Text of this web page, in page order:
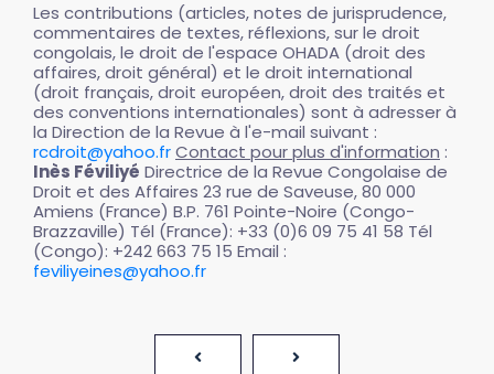
Les contributions (articles, notes de jurisprudence,
commentaires de textes, réflexions, sur le droit
congolais, le droit de l'espace OHADA (droit des
affaires, droit général) et le droit international
(droit français, droit européen, droit des traités et
des conventions internationales) sont à adresser à
la Direction de la Revue à l'e-mail suivant :
rcdroit@yahoo.frContact pour plus d'information :
Inès Féviliyé Directrice de la Revue Congolaise de
Droit et des Affaires 23 rue de Saveuse, 80 000
Amiens (France) B.P. 761 Pointe-Noire (Congo-
Brazzaville) Tél (France): +33 (0)6 09 75 41 58 Tél
(Congo): +242 663 75 15 Email :
feviliyeines@yahoo.fr